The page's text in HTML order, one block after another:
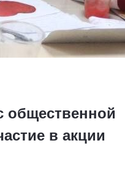
общественной
в акции